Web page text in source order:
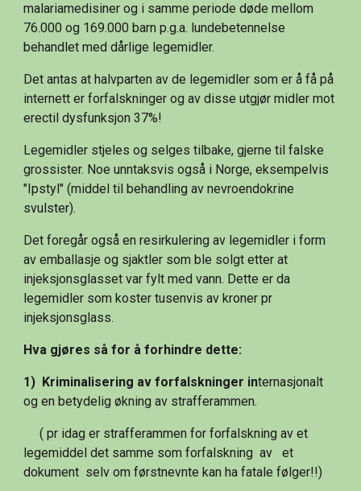
malariamedisiner og i samme periode døde mellom
76.000 og 169.000 barn p.g.a. lundebetennelse
behandlet med dårlige legemidler.
Det antas at halvparten av de legemidler som er å få på
internett er forfalskninger og av disse utgjør midler mot
erectil dysfunksjon 37%!
Legemidler stjeles og selges tilbake, gjerne til falske
grossister. Noe unntaksvis også i Norge, eksempelvis
"Ipstyl" (middel til behandling av nevroendokrine
svulster).
Det foregår også en resirkulering av legemidler i form
av emballasje og sjaktler som ble solgt etter at
injeksjonsglasset var fylt med vann. Dette er da
legemidler som koster tusenvis av kroner pr
injeksjonsglass.
Hva gjøres så for å forhindre dette:
1)  Kriminalisering av forfalskninger internasjonalt
og en betydelig økning av strafferammen.
     ( pr idag er strafferammen for forfalskning av et
legemiddel det samme som forfalskning  av   et
dokument  selv om førstnevnte kan ha fatale følger!!)